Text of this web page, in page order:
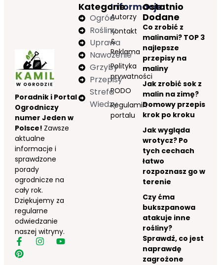
Poradnik i Portal
Ogrodniczy
numer Jeden w
Polsce! Zawsze
aktualne
informacje i
sprawdzone
porady
ogrodnicze na
cały rok.
Dziękujemy za
regularne
odwiedzanie
naszej witryny.
Informacje
Autorzy
Kontakt
&
Reklama
Polityka
prywatności
RODO
Regulamin
portalu
Kategorie
Ogród
Rośliny
Uprawa
Nawożenie
Grzyby
Przepisy
Strefa
Wiedzy
Ostatnio
Dodane
Co zrobić z
malinami? TOP 3
najlepsze
przepisy na
maliny
Jak zrobić sok z
malin na zimę?
Domowy przepis
krok po kroku
Jak wygląda
wrotycz? Po
tych cechach
łatwo
rozpoznasz go w
terenie
Czy ćma
bukszpanowa
atakuje inne
rośliny?
Sprawdź, co jest
naprawdę
zagrożone